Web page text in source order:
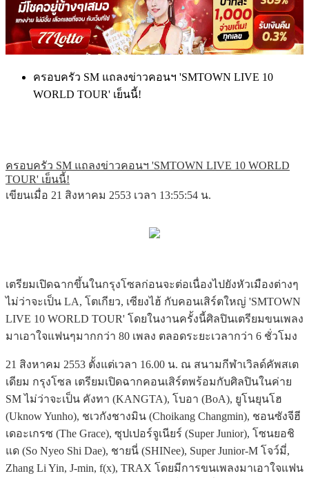
ครอบครัว SM แถลงข่าวคอนฯ 'SMTOWN LIVE 10
WORLD TOUR' เย็นนี้!
ครอบครัว SM แถลงข่าวคอนฯ 'SMTOWN LIVE 10 WORLD
TOUR' เย็นนี้!
เขียนเมื่อ 21 สิงหาคม 2553 เวลา 13:55:54 น.
เตรียมเปิดฉากขึ้นในกรุงโซลก่อนจะต่อเนื่องไปยังหัวเมืองต่างๆ
ไม่ว่าจะเป็น LA, โตเกียว, เซียงไฮ้ กับคอนเสิร์ตใหญ่ 'SMTOWN
LIVE 10 WORLD TOUR' โดยในงานครั้งนี้ศิลปินเตรียมขนเพลง
มาเอาใจแฟนๆมากกว่า 80 เพลง ตลอดระยะเวลากว่า 6 ชั่วโมง
21 สิงหาคม 2553 ตั้งแต่เวลา 16.00 น. ณ สนามกีฬาเวิลด์คัพสเต
เดียม กรุงโซล เตรียมเปิดฉากคอนเสิร์ตพร้อมกับศิลปินในค่าย
SM ไม่ว่าจะเป็น คังทา (KANGTA), โบอา (BoA), ยูโนยุนโฮ
(Uknow Yunho), ชเวกังชางมิน (Choikang Changmin), ชอนซังจีฮี
เดอะเกรซ (The Grace), ซุปเปอร์จูเนียร์ (Super Junior), โซนยอชิ
แด (So Nyeo Shi Dae), ชายนี่ (SHINee), Super Junior-M โจว์มี่,
Zhang Li Yin, J-min, f(x), TRAX โดยมีการขนเพลงมาเอาใจแฟน